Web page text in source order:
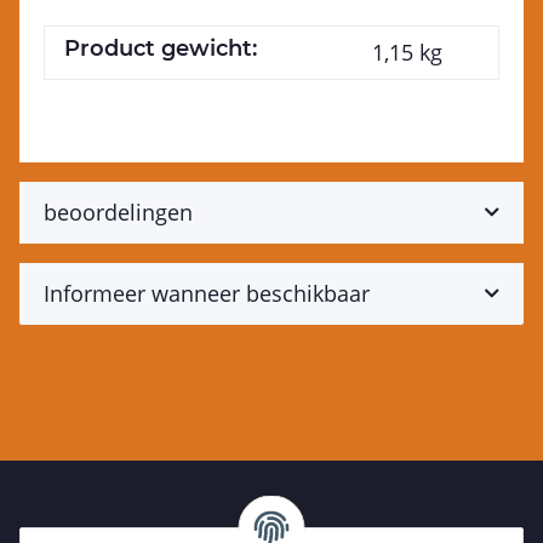
Product gewicht: 1,15 kg
beoordelingen
Informeer wanneer beschikbaar